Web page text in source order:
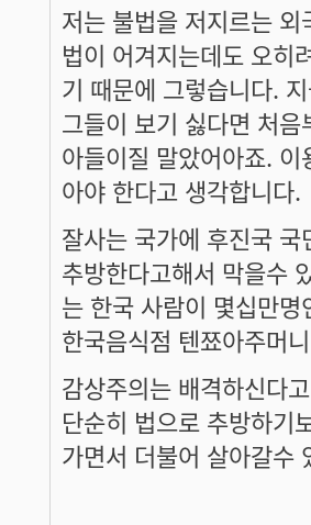
저는 불법을 저지르는
법이 어겨지는데도 오히
기 때문에 그렇습니다.
그들이 보기 싫다면 처
아들이질 말았어아죠.
아야 한다고 생각합니다.
잘사는 국가에 후진국
추방한다고해서 막을수
는 한국 사람이 몇십만
한국음식점 텐쬬아주머
감상주의는 배격하신다
단순히 법으로 추방하기
가면서 더불어 살아갈수